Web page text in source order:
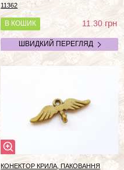
11362
В КОШИК 11.30грн
ШВИДКИЙ ПЕРЕГЛЯД
КОНЕКТОР КРИЛА, ПАКОВАННЯ